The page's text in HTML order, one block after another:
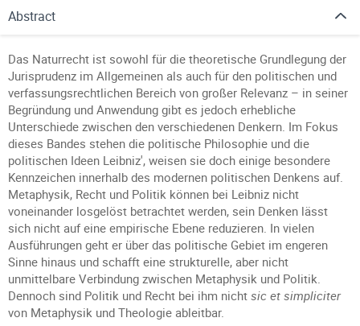
Abstract
Das Naturrecht ist sowohl für die theoretische Grundlegung der
Jurisprudenz im Allgemeinen als auch für den politischen und
verfassungsrechtlichen Bereich von großer Relevanz – in seiner
Begründung und Anwendung gibt es jedoch erhebliche
Unterschiede zwischen den verschiedenen Denkern. Im Fokus
dieses Bandes stehen die politische Philosophie und die
politischen Ideen Leibniz', weisen sie doch einige besondere
Kennzeichen innerhalb des modernen politischen Denkens auf.
Metaphysik, Recht und Politik können bei Leibniz nicht
voneinander losgelöst betrachtet werden, sein Denken lässt
sich nicht auf eine empirische Ebene reduzieren. In vielen
Ausführungen geht er über das politische Gebiet im engeren
Sinne hinaus und schafft eine strukturelle, aber nicht
unmittelbare Verbindung zwischen Metaphysik und Politik.
Dennoch sind Politik und Recht bei ihm nicht sic et simpliciter
von Metaphysik und Theologie ableitbar.